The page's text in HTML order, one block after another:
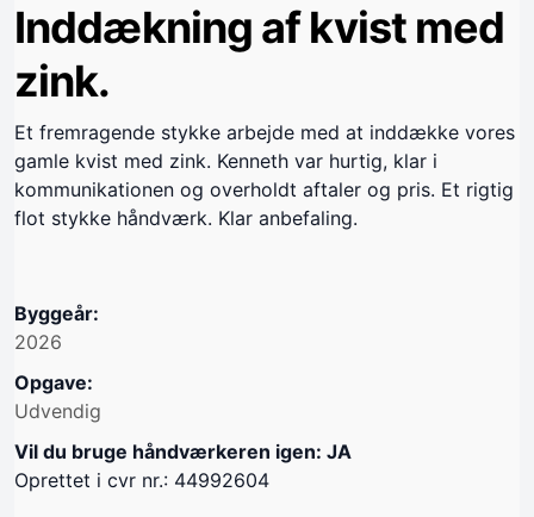
Inddækning af kvist med
zink.
Et fremragende stykke arbejde med at inddække vores
gamle kvist med zink. Kenneth var hurtig, klar i
kommunikationen og overholdt aftaler og pris. Et rigtig
flot stykke håndværk. Klar anbefaling.
Byggeår:
2026
Opgave:
Udvendig
Vil du bruge håndværkeren igen: JA
Oprettet i cvr nr.: 44992604